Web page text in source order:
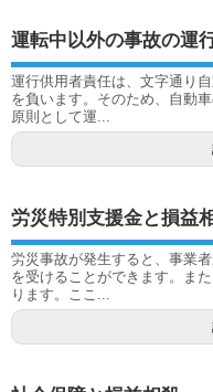
運転中以外の事故の運
運行供用者責任は、文字通り
を負います。そのため、自動
原則として運...
労災特別支援金と損益
労災事故が発生すると、事業
を受けることができます。ま
ります。ここ...